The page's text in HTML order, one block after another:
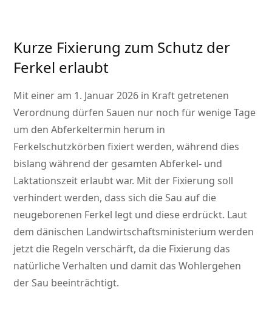
Kurze Fixierung zum Schutz der
Ferkel erlaubt
Mit einer am 1. Januar 2026 in Kraft getretenen
Verordnung dürfen Sauen nur noch für wenige Tage
um den Abferkeltermin herum in
Ferkelschutzkörben fixiert werden, während dies
bislang während der gesamten Abferkel- und
Laktationszeit erlaubt war. Mit der Fixierung soll
verhindert werden, dass sich die Sau auf die
neugeborenen Ferkel legt und diese erdrückt. Laut
dem dänischen Landwirtschaftsministerium werden
jetzt die Regeln verschärft, da die Fixierung das
natürliche Verhalten und damit das Wohlergehen
der Sau beeinträchtigt.